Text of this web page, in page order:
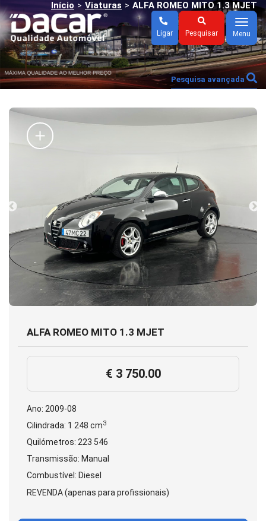
Pesquisar
Ligar
Menu
Menu
Início > Viaturas > ALFA ROMEO MITO 1.3 MJET
Pesquisa avançada
ALFA ROMEO MITO 1.3 MJET
€ 3 750.00
Ano: 2009-08
Cilindrada: 1 248 cm3
Quilómetros: 223 546
Transmissão: Manual
Combustível: Diesel
REVENDA (apenas para profissionais)